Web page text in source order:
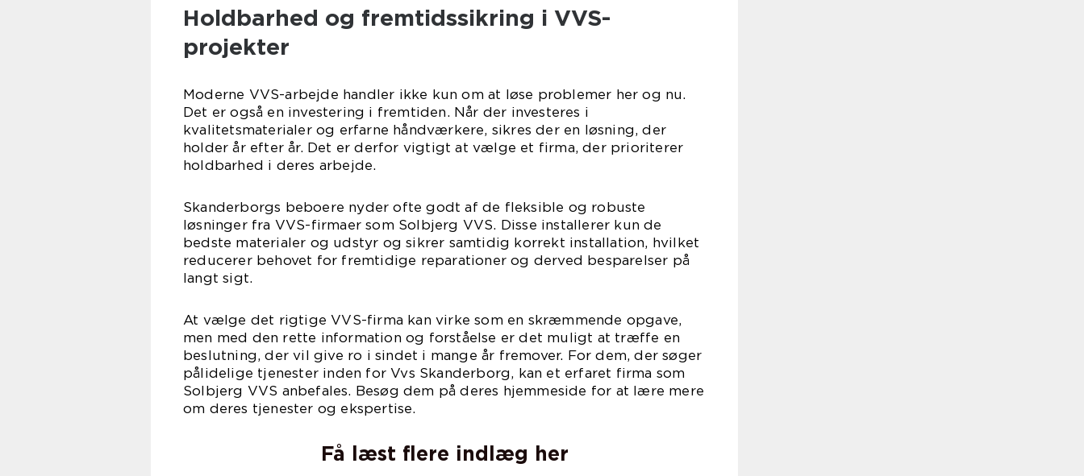
Holdbarhed og fremtidssikring i VVS-
projekter
Moderne VVS-arbejde handler ikke kun om at løse problemer her og nu.
Det er også en investering i fremtiden. Når der investeres i
kvalitetsmaterialer og erfarne håndværkere, sikres der en løsning, der
holder år efter år. Det er derfor vigtigt at vælge et firma, der prioriterer
holdbarhed i deres arbejde.
Skanderborgs beboere nyder ofte godt af de fleksible og robuste
løsninger fra VVS-firmaer som Solbjerg VVS. Disse installerer kun de
bedste materialer og udstyr og sikrer samtidig korrekt installation, hvilket
reducerer behovet for fremtidige reparationer og derved besparelser på
langt sigt.
At vælge det rigtige VVS-firma kan virke som en skræmmende opgave,
men med den rette information og forståelse er det muligt at træffe en
beslutning, der vil give ro i sindet i mange år fremover. For dem, der søger
pålidelige tjenester inden for Vvs Skanderborg, kan et erfaret firma som
Solbjerg VVS anbefales. Besøg dem på deres hjemmeside for at lære mere
om deres tjenester og ekspertise.
Få læst flere indlæg her